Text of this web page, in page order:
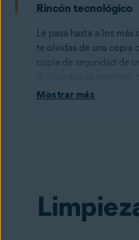
Rincón tecnológico
Le pasa hasta a los más
te olvidas de una copia
copia de seguridad de
cuenta, estás
Mostrar más